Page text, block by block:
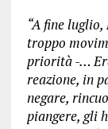
“A fine
troppo
priorità -…
reazione, in
negare,
piangere, gli